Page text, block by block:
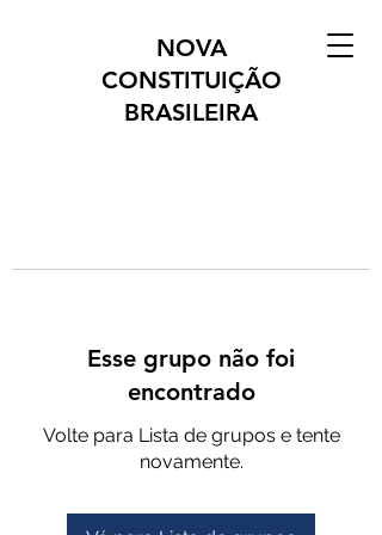
NOVA
CONSTITUIÇÃO
BRASILEIRA
Esse grupo não foi
encontrado
Volte para Lista de grupos e tente
novamente.